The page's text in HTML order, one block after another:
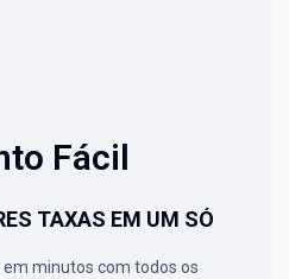
Fácil
TAXAS EM UM SÓ
minutos com todos os